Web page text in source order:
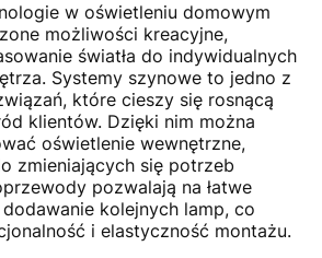
w oświetleniu domowym
możliwości kreacyjne,
światła do indywidualnych
Systemy szynowe to jedno z
które cieszy się rosnącą
klientów. Dzięki nim można
oświetlenie wewnętrzne,
zmieniających się potrzeb
pozwalają na łatwe
kolejnych lamp, co
i elastyczność montażu.